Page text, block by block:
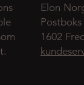
Elon
1602